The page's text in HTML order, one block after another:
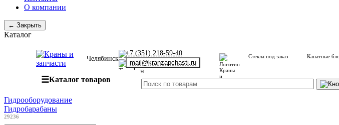
О компании
← Закрыть
Каталог
Челябинск
+7 (351) 218-59-40
mail@kranzapchasti.ru
Стекла под заказ Канатные
☰Каталог товаров
Гидрооборудование
Гидробарабаны
29236